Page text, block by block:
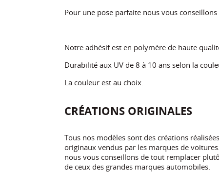
Pour une pose parfaite nous vous
Notre adhésif est en polymère de haute
Durabilité aux UV de 8 à 10 ans selon la
La couleur est au choix.
CRÉATIONS ORIGINALES
Tous nos modèles sont des créations
originaux vendus par les marques de
nous vous conseillons de tout remplacer
de ceux des grandes marques automobiles.